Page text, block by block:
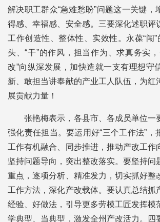
解决职工群众“急难愁盼”问题这一关键，
得感、幸福感、安全感。三要深化述职评
工作创造性、整体性、实效性。永葆“闯”
头、“干”的作风，担当作为、求真务实
改”向纵深发展，加快造就一支有理想守
新、敢担当讲奉献的产业工人队伍，为红
展贡献力量！
张艳梅表示，各县市、各成员单位一
强化责任担当。要运用好“三个工作法”，
工作有机融合、同步推进，推动产改工作
坚持问题导向，突出整改落实。要坚持问
重点，逐项分析、精准发力，切实抓好整
工作方法，深化产改载体。要认真总结抓
经验、好做法，引导更多劳模工匠发挥模
学典型、当典型，激发全州产改活力。四